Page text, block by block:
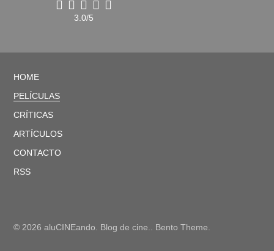
3.0/5
HOME
PELÍCULAS
CRÍTICAS
ARTÍCULOS
CONTACTO
RSS
© 2026 aluCINEando. Blog de cine.. Bento Theme.